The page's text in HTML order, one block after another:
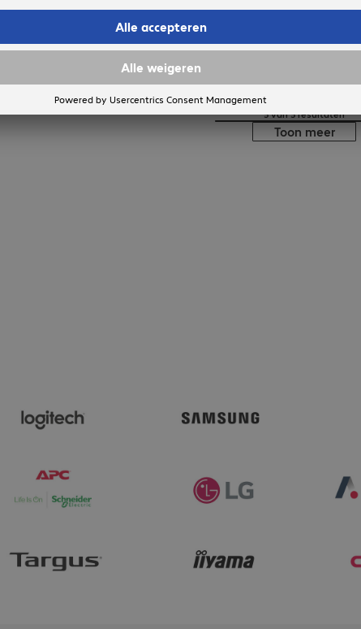
Fysieke resolutie:3.840 x 2.160 4K UHD
(Max.) bedrijfsduur:24 uur/dag (continu gebruik)
5 van 5 resultaten
Toon meer